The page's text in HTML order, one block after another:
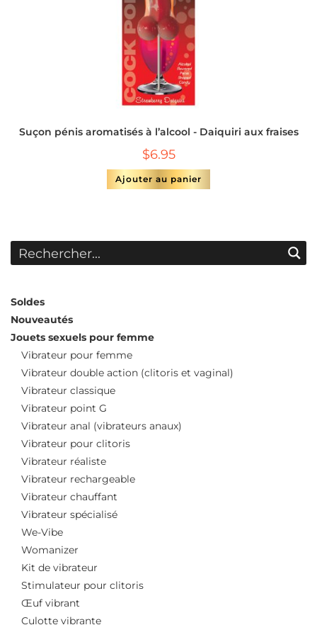
Suçon pénis aromatisés à l’alcool - Daiquiri aux fraises
$6.95
Ajouter au panier
Soldes
Nouveautés
Jouets sexuels pour femme
Vibrateur pour femme
Vibrateur double action (clitoris et vaginal)
Vibrateur classique
Vibrateur point G
Vibrateur anal (vibrateurs anaux)
Vibrateur pour clitoris
Vibrateur réaliste
Vibrateur rechargeable
Vibrateur chauffant
Vibrateur spécialisé
We-Vibe
Womanizer
Kit de vibrateur
Stimulateur pour clitoris
Œuf vibrant
Culotte vibrante